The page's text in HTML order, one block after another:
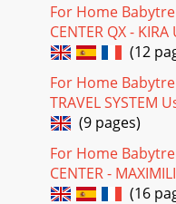
For Home
CENTER QX -
(12
For Home
TRAVEL SYSTEM
(9 pages)
For Home
CENTER -
(16